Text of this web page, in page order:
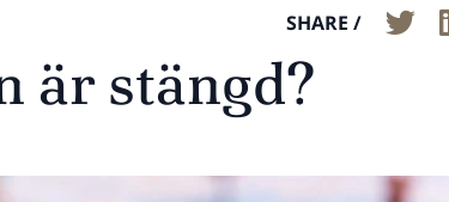
SHARE /
är stängd?